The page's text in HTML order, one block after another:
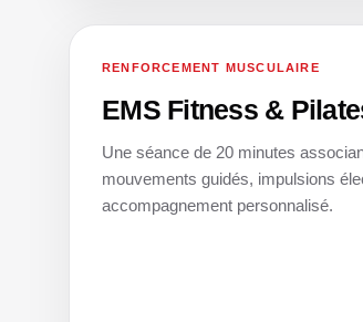
03
RENFORCEMENT MUSCULAIRE
EMS Fitness &
Une séance de 20 minutes
mouvements guidés, impulsions
accompagnement personnalisé.